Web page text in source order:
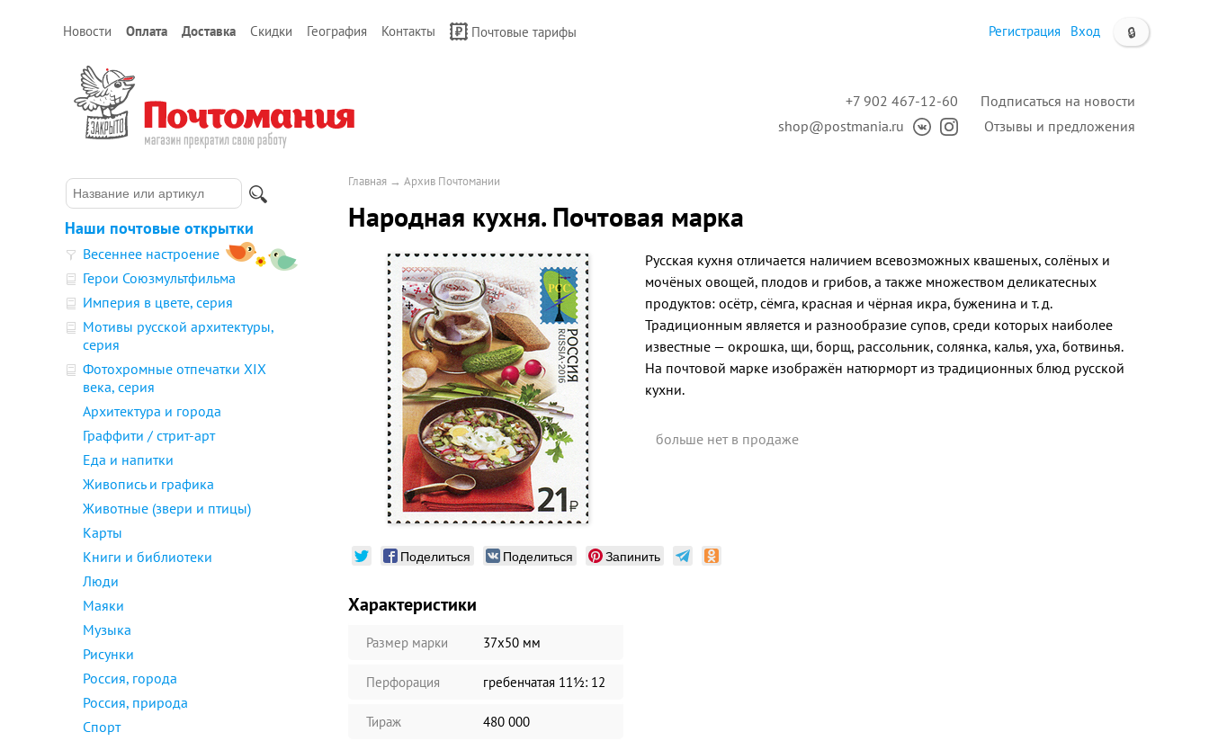
Новости Оплата Доставка Скидки География Контакты Почтовые тарифы 🔒
Регистрация Вход
Подписаться на новости
Отзывы и предложения
+7 902 467-12-60
shop@postmania.ru
Наши почтовые открытки
Весеннее настроение
Герои Союзмультфильма
Империя в цвете, серия
Мотивы русской архитектуры,
серия
Фотохромные отпечатки XIX
века, серия
Архитектура и города
Граффити / стрит-арт
Еда и напитки
Живопись и графика
Животные (звери и птицы)
Карты
Книги и библиотеки
Люди
Маяки
Музыка
Рисунки
Россия, города
Россия, природа
Спорт
Главная → Архив Почтомании
Народная кухня. Почтовая марка
Русская кухня отличается наличием всевозможных квашеных, солёных и
мочёных овощей, плодов и грибов, а также множеством деликатесных
продуктов: осётр, сёмга, красная и чёрная икра, буженина и т. д.
Традиционным является и разнообразие супов, среди которых наиболее
известные — окрошка, щи, борщ, рассольник, солянка, калья, уха, ботвинья.
На почтовой марке изображён натюрморт из традиционных блюд русской
кухни.
больше нет в продаже
Поделиться Поделиться Запинить
Характеристики
Размер марки 37х50 мм
Перфорация гребенчатая 11½: 12
Тираж 480 000